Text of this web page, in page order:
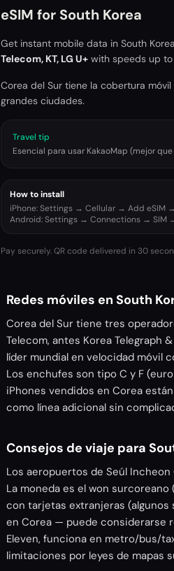
eSIM for South Korea
Get instant mobile data in South Korea
Telecom, KT, LG U+ with speeds up to
Corea del Sur tiene la cobertura
grandes ciudades.
Travel tip
Esencial para usar KakaoMap (mejor
How to install
iPhone: Settings → Cellular → Add eSIM
Android: Settings → Connections → SIM
Pay securely. QR code delivered in 30
Redes móviles en South
Corea del Sur tiene tres
Telecom, antes Korea Telegraph
líder mundial en velocidad móvil
Los enchufes son tipo C y F
iPhones vendidos en Corea
como línea adicional sin
Consejos de viaje para
Los aeropuertos de Seúl
La moneda es el won surcoreano
con tarjetas extranjeras
en Corea — puede considerarse
Eleven, funciona en metro/bus/
limitaciones por leyes de mapas